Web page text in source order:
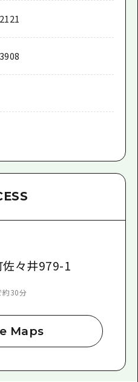
佐々井979-1
約30分
Maps